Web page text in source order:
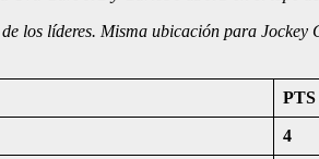
los líderes. Misma ubicación para
PTS
4